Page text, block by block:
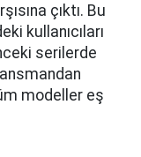
çıktı. Bu
kullanıcıları
serilerde
modeller eş